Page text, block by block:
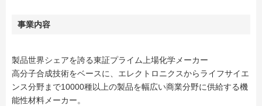
事業内容
製品世界シェアを誇る東証プライム上場化学メーカー
高分子合成技術をベースに、エレクトロニクスからライフサイエ
ンス分野まで10000種以上の製品を幅広い商業分野に供給する機
能性材料メーカー。